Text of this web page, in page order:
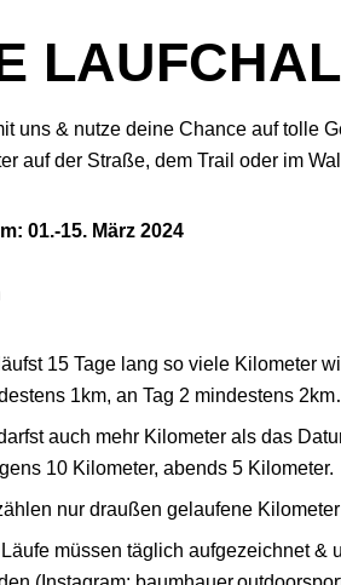
uns & nutze deine Chance auf tolle
auf der Straße, dem Trail oder im
01.-15. März 2024
15 Tage lang so viele Kilometer
1km, an Tag 2 mindestens
auch mehr Kilometer als das
10 Kilometer, abends 5 Kilometer.
nur draußen gelaufene
müssen täglich aufgezeichnet &